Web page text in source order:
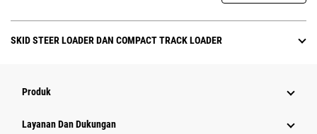
SKID STEER LOADER DAN COMPACT TRACK LOADER
Produk
Layanan Dan Dukungan